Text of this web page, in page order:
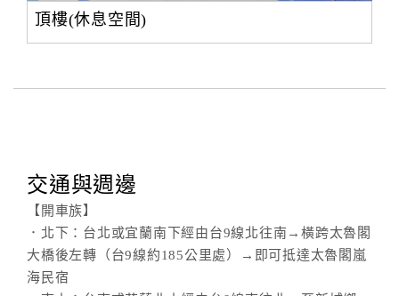
頂樓(休息空間)
交通與週邊
【開車族】
．北下：台北或宜蘭南下經由台9線北往南→橫跨太魯閣
大橋後左轉（台9線約185公里處）→即可抵達太魯閣嵐
海民宿